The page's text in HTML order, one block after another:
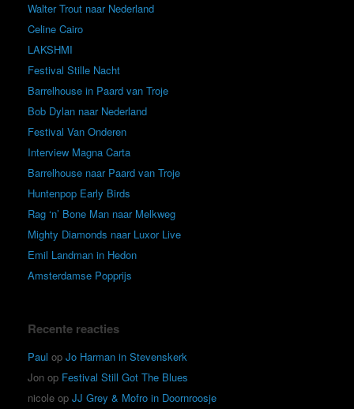
Walter Trout naar Nederland
Celine Cairo
LAKSHMI
Festival Stille Nacht
Barrelhouse in Paard van Troje
Bob Dylan naar Nederland
Festival Van Onderen
Interview Magna Carta
Barrelhouse naar Paard van Troje
Huntenpop Early Birds
Rag ‘n’ Bone Man naar Melkweg
Mighty Diamonds naar Luxor Live
Emil Landman in Hedon
Amsterdamse Popprijs
Recente reacties
Paul op Jo Harman in Stevenskerk
Jon op Festival Still Got The Blues
nicole op JJ Grey & Mofro in Doornroosje